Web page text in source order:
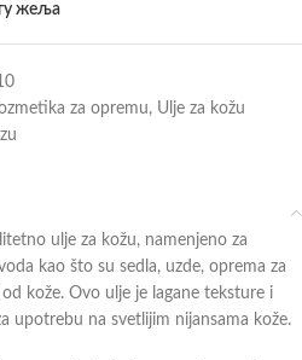
жеља
za opremu, Ulje za kožu
ulje za kožu, namenjeno za
kao što su sedla, uzde, oprema za
kože. Ovo ulje je lagane teksture i
upotrebu na svetlijim nijansama kože.